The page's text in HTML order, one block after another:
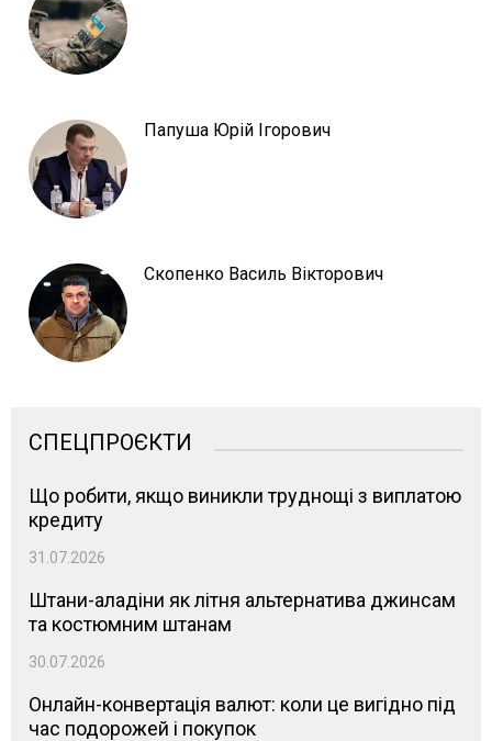
Папуша Юрій Ігорович
Скопенко Василь Вікторович
СПЕЦПРОЄКТИ
Що робити, якщо виникли труднощі з виплатою
кредиту
31.07.2026
Штани-аладіни як літня альтернатива джинсам
та костюмним штанам
30.07.2026
Онлайн-конвертація валют: коли це вигідно під
час подорожей і покупок